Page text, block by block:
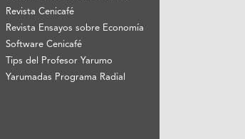
Revista Cenicafé
Revista Ensayos sobre Economía
Software Cenicafé
Tips del Profesor Yarumo
Yarumadas Programa Radial